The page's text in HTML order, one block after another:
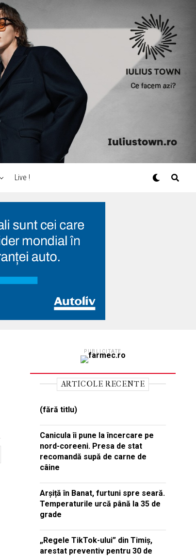
Live !
PUBLICITATE
ARTICOLE RECENTE
(fără titlu)
Canicula îi pune la încercare pe
nord-coreeni. Presa de stat
recomandă supă de carne de
câine
Arșiță în Banat, furtuni spre seară.
Temperaturile urcă până la 35 de
grade
„Regele TikTok-ului” din Timiș,
arestat preventiv pentru 30 de